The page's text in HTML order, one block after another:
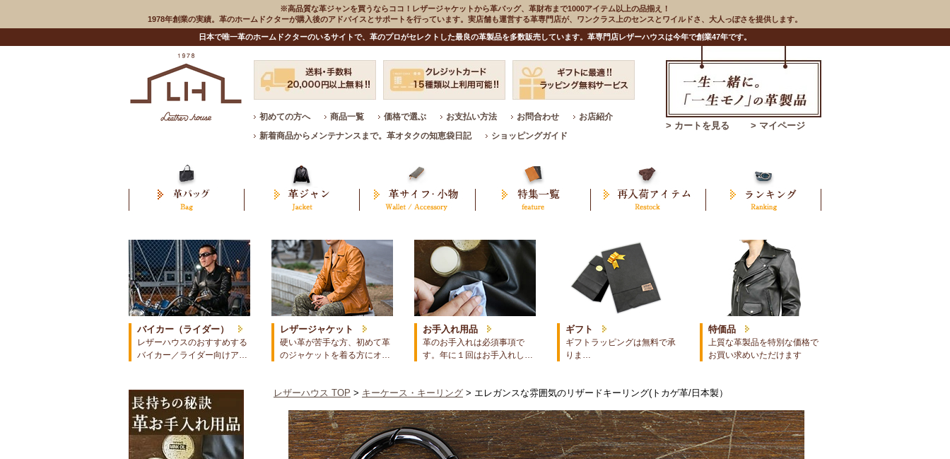
※高品質な革ジャンを買うならココ！レザージャケットから革バッグ、革財布まで1000アイテム以上の品揃え！
1978年創業の実績。革のホームドクターが購入後のアドバイスとサポートを行っています。実店舗も運営する革専門店が、ワンクラス上のセンスとワイルドさ、大人っぽさを提供します。
日本で唯一革のホームドクターのいるサイトで、革のプロがセレクトした最良の革製品を多数販売しています。革専門店レザーハウスは今年で創業47年です。
初めての方へ 商品一覧 価格で選ぶ お支払い方法 お問合わせ
お店紹介
新着商品からメンテナンスまで。革オタクの知恵袋日記
ショッピングガイド
> カートを見る > マイページ
バイカー（ライダー）
レザーハウスのおすすめする
バイカー／ライダー向けア…
レザージャケット
硬い革が苦手な方、初めて革
のジャケットを着る方にオ…
お手入れ用品
革のお手入れは必須事項で
す。年に１回はお手入れし…
ギフト
ギフトラッピングは無料で承
りま…
特価品
上質な革製品を特別な価格で
お買い求めいただけます
レザーハウス TOP > キーケース・キーリング > エレガンスな雰囲気のリザードキーリング(トカゲ革/日本製）